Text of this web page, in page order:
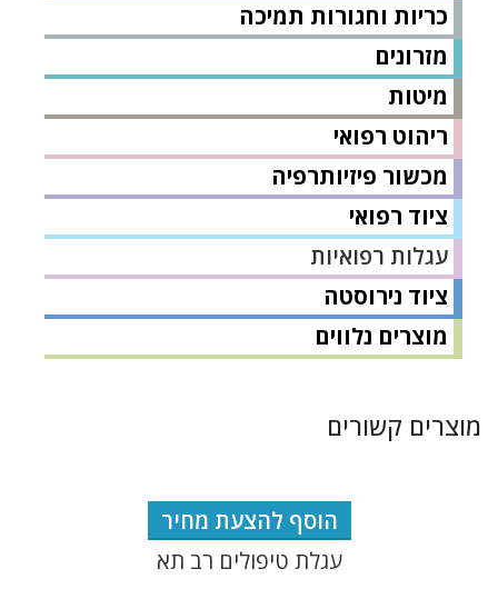
כריות וחגורות תמיכה
מזרונים
מיטות
ריהוט רפואי
מכשור פיזיותרפיה
ציוד רפואי
עגלות רפואיות
ציוד נירוסטה
מוצרים נלווים
מוצרים קשורים
הוסף להצעת מחיר
עגלת טיפולים רב תא